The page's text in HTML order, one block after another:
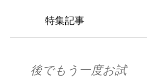
特集記事
後でもう一度お試